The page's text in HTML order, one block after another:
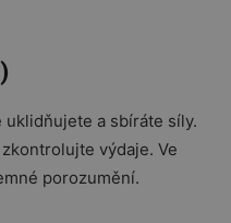
a sbíráte síly.
výdaje. Ve
porozumění.